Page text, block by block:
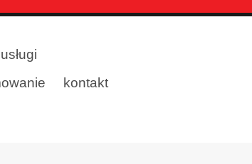
usługi
kontakt